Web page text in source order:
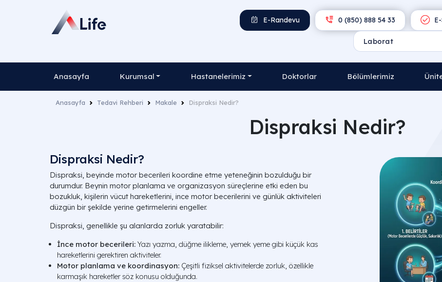
0 (850) 888 54 33
E-Randevu
Anasayfa Kurumsal Hastanelerimiz Doktorlar Bölümlerimiz
Anasayfa Tedavi Rehberi Makale Dispraksi Nedir?
Dispraksi Nedir?
Dispraksi Nedir?
Dispraksi, beyinde motor becerileri koordine etme yeteneğinin bozulduğu bir
durumdur. Beynin motor planlama ve organizasyon süreçlerine etki eden bu
bozukluk, kişilerin vücut hareketlerini, ince motor becerilerini ve günlük aktiviteleri
düzgün bir şekilde yerine getirmelerini engeller.
Dispraksi, genellikle şu alanlarda zorluk yaratabilir:
İnce motor becerileri: Yazı yazma, düğme ilikleme, yemek yeme gibi küçük kas
hareketlerini gerektiren aktiviteler.
Motor planlama ve koordinasyon: Çeşitli fiziksel aktivitelerde zorluk, özellikle
karmaşık hareketler söz konusu olduğunda.